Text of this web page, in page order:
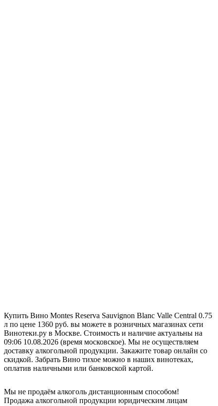
Купить Вино Montes Reserva Sauvignon Blanc Valle Central 0.75
л по цене 1360 руб. вы можете в розничных магазинах сети
Винотеки.ру в Москве. Стоимость и наличие актуальны на
09:06 10.08.2026 (время московское). Мы не осуществляем
доставку алкогольной продукции. Закажите товар онлайн со
скидкой. Забрать Вино тихое можно в наших винотеках,
оплатив наличными или банковской картой.
Мы не продаём алкоголь дистанционным способом!
Продажа алкогольной продукции юридическим лицам